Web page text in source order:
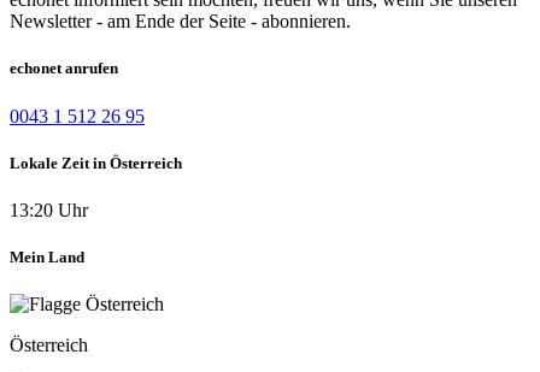
Newsletter - am Ende der Seite - abonnieren.
echonet anrufen
0043 1 512 26 95
Lokale Zeit in Österreich
13:20 Uhr
Mein Land
Österreich